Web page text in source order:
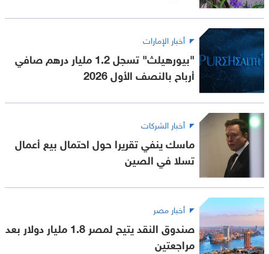
أخبار الإمارات
"بيورهيلث" تسجل 1.2 مليار درهم صافي
أرباح بالنصف الأول 2026
أخبار الشركات
ماسك ينفي تقريرا حول احتمال بيع أعمال
تسلا في الصين
أخبار مصر
صندوق النقد يتيح لمصر 1.8 مليار دولار بعد
مراجعتين